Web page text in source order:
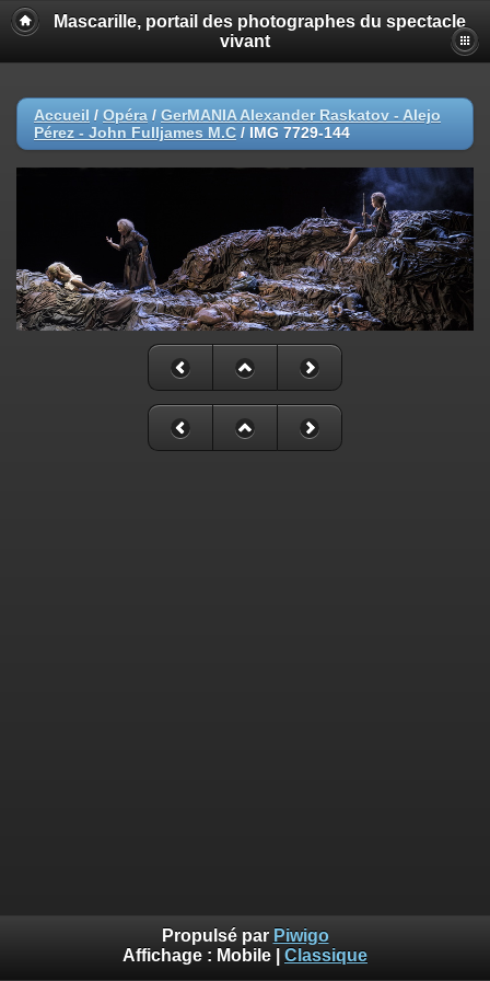
Mascarille, portail des photographes du spectacle
vivant
Accueil / Opéra / GerMANIA Alexander Raskatov - Alejo
Pérez - John Fulljames M.C / IMG 7729-144
Propulsé par Piwigo
Affichage : Mobile Classique